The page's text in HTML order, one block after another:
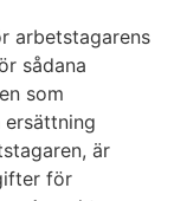
arbetstagarens
sådana
som
är
för